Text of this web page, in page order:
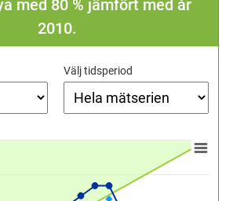
med 80 % jämfört med år
2010.
Välj tidsperiod